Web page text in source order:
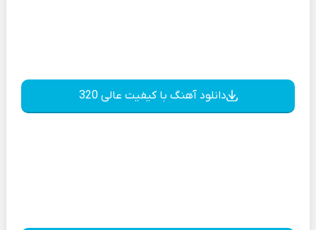
دانلود آهنگ با کیفیت عالی 320